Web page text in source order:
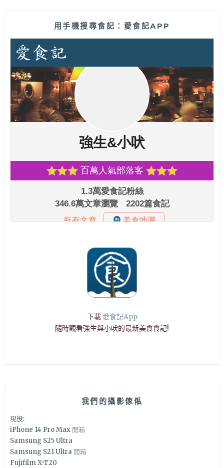
用手機搜尋食記：愛食記APP
下載 愛食記App
隨時觀看強生與小吠的最新美食食記!
我們的攝影傢俬
現役:
iPhone 14 Pro Max 開箱
Samsung S25 Ultra
Samsung S21 Ultra 開箱
Fujifilm X-T20